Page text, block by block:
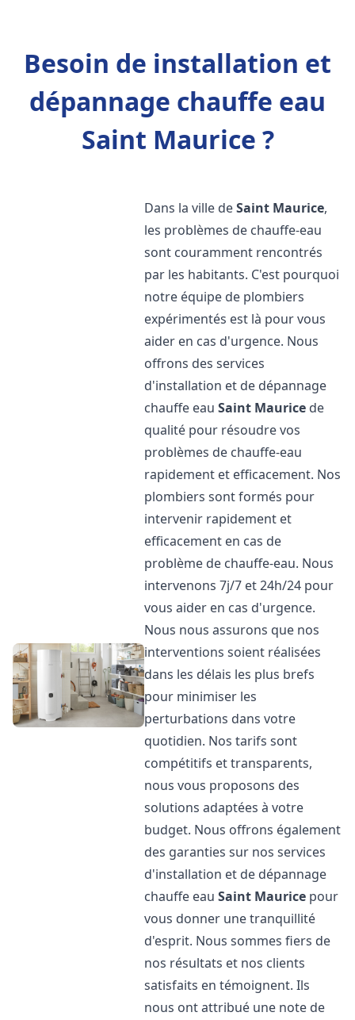
Besoin de installation et
dépannage chauffe eau
Saint Maurice ?
Dans la ville deSaint Maurice,
les problèmes de chauffe-eau
sont couramment rencontrés
par les habitants. C'est pourquoi
notre équipe de plombiers
expérimentés est là pour vous
aider en cas d'urgence. Nous
offrons des services
d'installation et de dépannage
chauffe eauSaint Maurice de
qualité pour résoudre vos
problèmes de chauffe-eau
rapidement et efficacement. Nos
plombiers sont formés pour
intervenir rapidement et
efficacement en cas de
problème de chauffe-eau. Nous
intervenons 7j/7 et 24h/24 pour
vous aider en cas d'urgence.
Nous nous assurons que nos
interventions soient réalisées
dans les délais les plus brefs
pour minimiser les
perturbations dans votre
quotidien. Nos tarifs sont
compétitifs et transparents,
nous vous proposons des
solutions adaptées à votre
budget. Nous offrons également
des garanties sur nos services
d'installation et de dépannage
chauffe eauSaint Maurice pour
vous donner une tranquillité
d'esprit. Nous sommes fiers de
nos résultats et nos clients
satisfaits en témoignent. Ils
nous ont attribué une note de